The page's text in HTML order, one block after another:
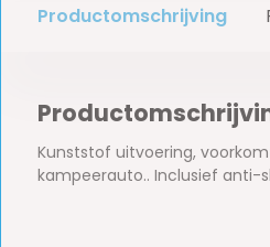
Productomschrijving
Kunststof uitvoering,
kampeerauto.. Inclusief anti-